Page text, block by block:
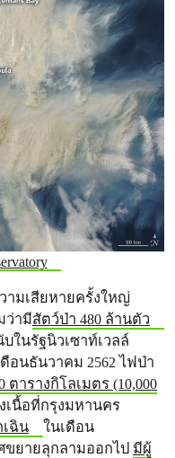
ามเสียหายครั้งใหญ่
ว่ามีสัตว์ป่า 480 ล้านตัว
ในรัฐนิวเซาท์เวลล์
อนธันวาคม 2562 ไฟป่า
ตารางกิโลเมตร (10,000
เนื้อที่กรุงมหานคร
ฉิน
ในเดือน
ขยายลุกลามออกไป มีผู้